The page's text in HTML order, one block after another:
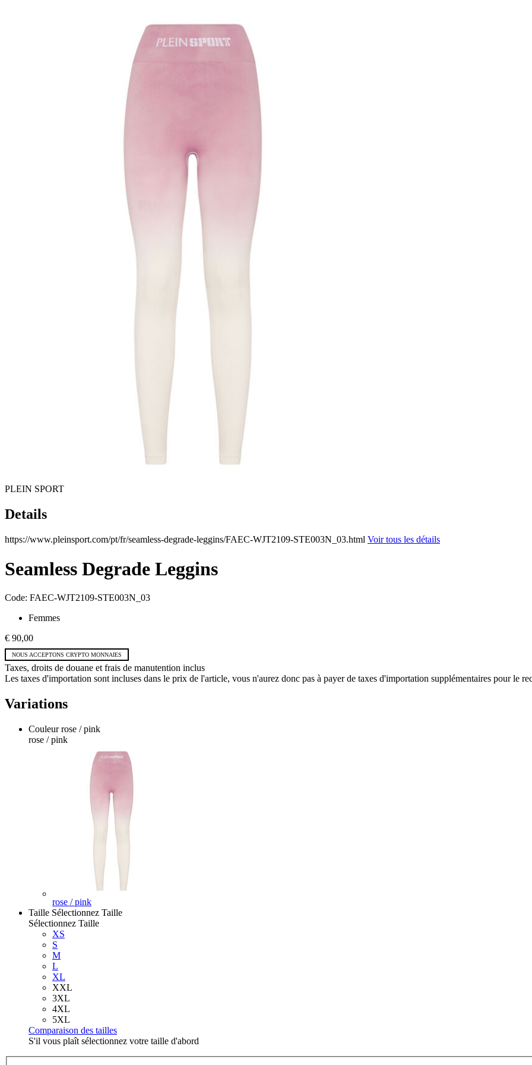
PLEIN SPORT
Details
https://www.pleinsport.com/pt/fr/seamless-degrade-leggins/FAEC-WJT2109-STE003N_03.html Voir tous les détails
Seamless Degrade Leggins
Code: FAEC-WJT2109-STE003N_03
Femmes
€ 90,00
NOUS ACCEPTONS CRYPTO MONNAIES
Taxes, droits de douane et frais de manutention inclus
Les taxes d'importation sont incluses dans le prix de l'article, vous n'aurez donc pas à payer de taxes d'importation supplémentaires pour le
Variations
Couleur rose / pink
rose / pink
rose / pink
Taille Sélectionnez Taille
Sélectionnez Taille
XS
S
M
L
XL
XXL
3XL
4XL
5XL
Comparaison des tailles
S'il vous plaît sélectionnez votre taille d'abord